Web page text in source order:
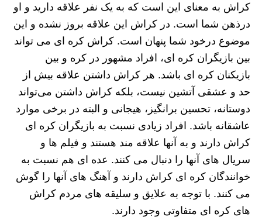
کراش به معنای این است که به یک نفر علاقه دارید و او
درذهن شما است. در کراش این علاقه بروز نشده و این
موضوع درخود شما پنهان است. کراش کره ای می تواند
بین بازیگران کره ای، افراد مشهور در کره و بین
بازیکنان کره ای باشد. هر کراش داشتن علاقه بیش از
حد و عشقی آتشین نیست، بلکه کراش داشتن می‌تواند
دوستانه، تحسین‌ برانگیز، هیجانی و البته در برخی موارد
عاشقانه باشد. افراد زیادی نسبت به بازیگران کره ای
کراش دارند و به آنها علاقه مند هستند و فیلم ها و
سریال های آنها را دنبال می کنند. عده ای هم نسبت به
خوانندگان کره ای کراش دارند و آهنگ های آنها را گوش
می کنند. با توجه به علایق و سلیقه های مردم کراش
های کره ای متفاوتی وجود دارند.